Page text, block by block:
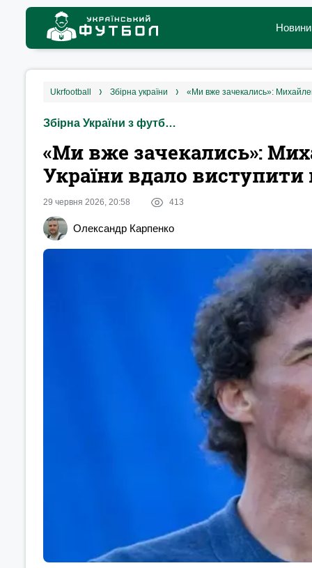
Новини
ukrfootball збірна україни «Ми вже зачекались»:
Збірна України з футболу
«Ми вже зачекались»:
України вдало виступити
29 червня 2026, 20:58 413
Олександр Карпенко